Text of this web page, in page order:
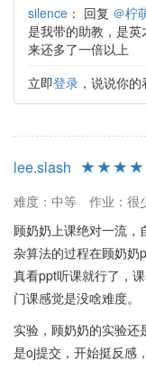
silence ： 回复 ＠柠
是我带的助教，是
来还多了一倍以上
立即登录 ，说说你
lee.slash
难度：中等
作业：很
顾奶奶上课绝对一流，
杂算法的过程在顾奶奶
真看ppt听课就行了，
门课感觉是没啥难度。
实验，顾奶奶的实验
是oj提交，开始挺反感